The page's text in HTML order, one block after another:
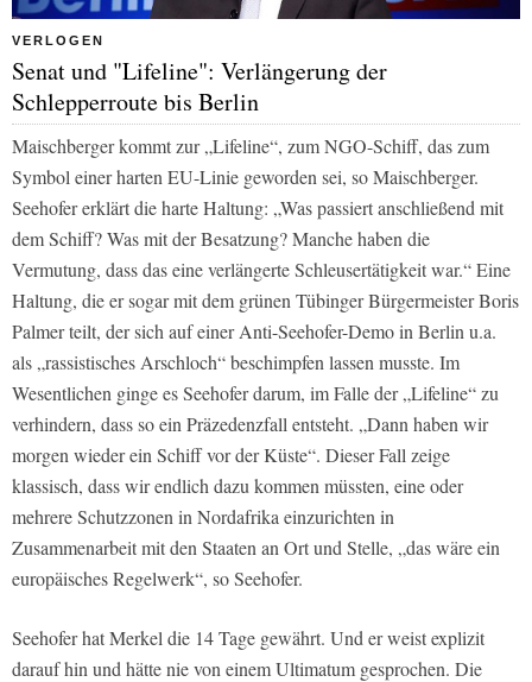
VERLOGEN
Senat und "Lifeline": Verlängerung der
Schlepperroute bis Berlin
Maischberger kommt zur „Lifeline“, zum NGO-Schiff, das zum
Symbol einer harten EU-Linie geworden sei, so Maischberger.
Seehofer erklärt die harte Haltung: „Was passiert anschließend mit
dem Schiff? Was mit der Besatzung? Manche haben die
Vermutung, dass das eine verlängerte Schleusertätigkeit war.“ Eine
Haltung, die er sogar mit dem grünen Tübinger Bürgermeister Boris
Palmer teilt, der sich auf einer Anti-Seehofer-Demo in Berlin u.a.
als „rassistisches Arschloch“ beschimpfen lassen musste. Im
Wesentlichen ginge es Seehofer darum, im Falle der „Lifeline“ zu
verhindern, dass so ein Präzedenzfall entsteht. „Dann haben wir
morgen wieder ein Schiff vor der Küste“. Dieser Fall zeige
klassisch, dass wir endlich dazu kommen müssten, eine oder
mehrere Schutzzonen in Nordafrika einzurichten in
Zusammenarbeit mit den Staaten an Ort und Stelle, „das wäre ein
europäisches Regelwerk“, so Seehofer.
Seehofer hat Merkel die 14 Tage gewährt. Und er weist explizit
darauf hin und hätte nie von einem Ultimatum gesprochen. Die